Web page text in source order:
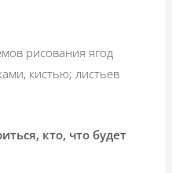
рисования ягод
кистью; листьев
кто, что будет